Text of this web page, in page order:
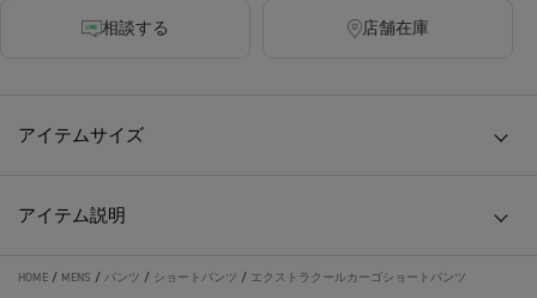
相談する 店舗在庫
アイテムサイズ
アイテム説明
HOME / MENS / パンツ / ショートパンツ / エクストラクールカーゴショートパンツ